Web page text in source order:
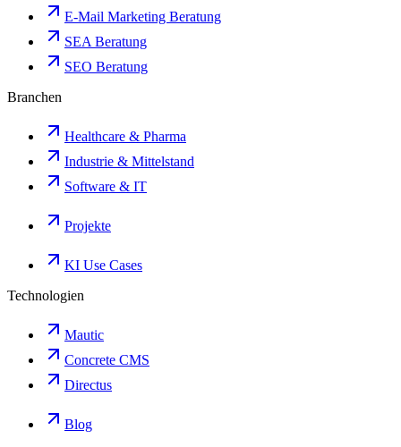
E-Mail Marketing Beratung
SEA Beratung
SEO Beratung
Branchen
Healthcare & Pharma
Industrie & Mittelstand
Software & IT
Projekte
KI Use Cases
Technologien
Mautic
Concrete CMS
Directus
Blog